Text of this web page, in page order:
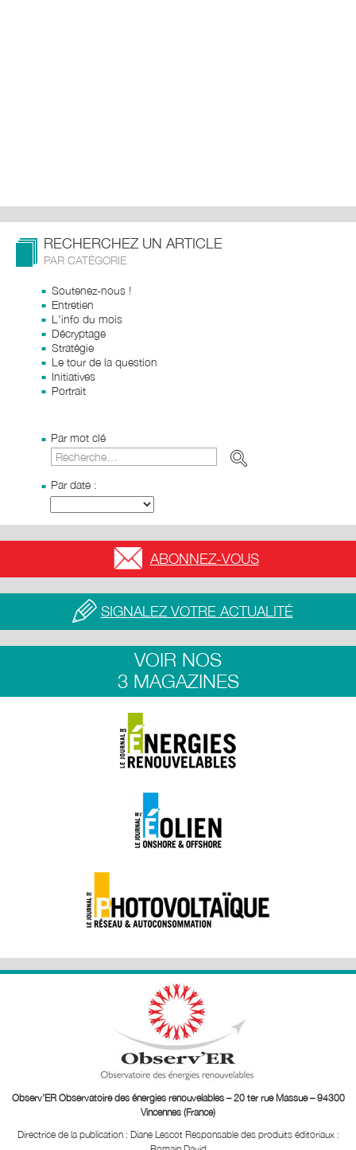
RECHERCHEZ UN ARTICLE
PAR CATÉGORIE
Soutenez-nous !
Entretien
L'info du mois
Décryptage
Stratégie
Le tour de la question
Initiatives
Portrait
Par mot clé
Par date :
ABONNEZ-VOUS
SIGNALEZ VOTRE ACTUALITÉ
VOIR NOS
3 MAGAZINES
Observ’ER Observatoire des énergies renouvelables – 20 ter rue Massue – 94300
Vincennes (France)
Directrice de la publication : Diane Lescot Responsable des produits éditoriaux :